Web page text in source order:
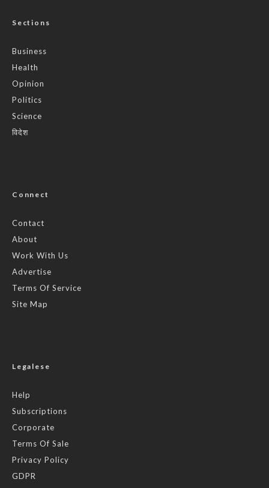
Sections
Business
Health
Opinion
Politics
Science
विदेश
Connect
Contact
About
Work With Us
Advertise
Terms Of Service
Site Map
Legalese
Help
Subscriptions
Corporate
Terms Of Sale
Privacy Policy
GDPR